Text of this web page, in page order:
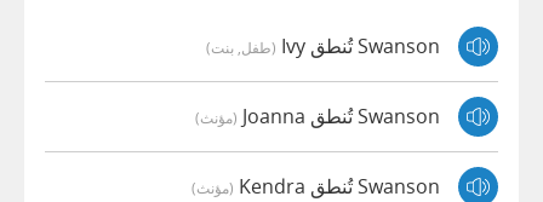
Swanson تُنطق Ivy (طفل, بنت)
Swanson تُنطق Joanna (مؤنث)
Swanson تُنطق Kendra (مؤنث)